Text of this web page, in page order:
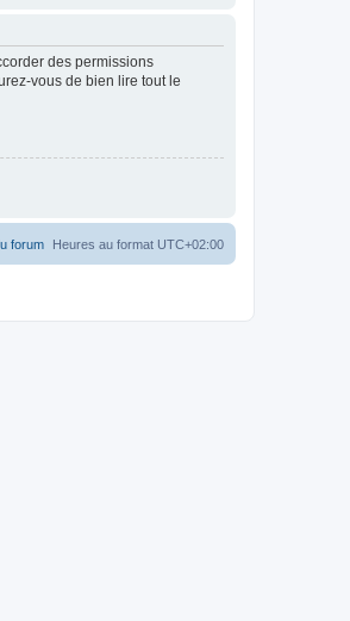
des permissions
vous de bien lire tout le
Heures au format UTC+02:00
forum